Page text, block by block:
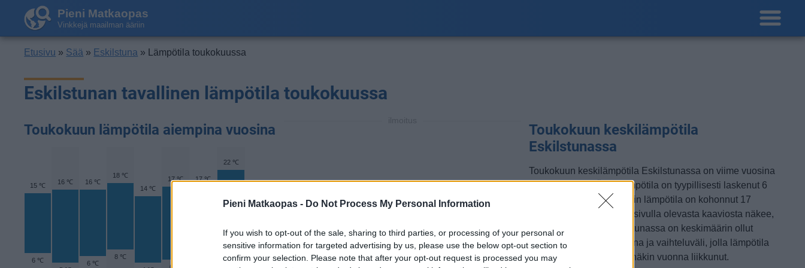
Pieni Matkaopas - Do Not Process My Personal Information
If you wish to opt-out of the sale, sharing to third parties, or processing of your personal or
sensitive information for targeted advertising by us, please use the below opt-out section to
confirm your selection. Please note that after your opt-out request is processed you may
Pieni Matkaopas
Vinkkejä maailman ääriin
Etusivu » Sää » Eskilstuna » Lämpötila toukokuussa
Eskilstunan tavallinen lämpötila toukokuussa
Toukokuun lämpötila aiempina vuosina
15 ℃
6 ℃
16 ℃ 16 ℃
6 ℃
18 ℃
8 ℃
14 ℃
17 ℃ 17 ℃
22 ℃
Toukokuun keskilämpötila
Eskilstunassa
Toukokuun keskilämpötila Eskilstunassa on viime vuosina
ollut 12 astetta. Öisin lämpötila on tyypillisesti laskenut 6
asteen tienoille, ja päivisin lämpötila on kohonnut 17
asteen tuntumaan. Tällä sivulla olevasta kaaviosta näkee,
miten lämmin sää Eskilstunassa on keskimäärin ollut
toukokuussa viime vuosina ja vaihteluväli, jolla lämpötila
tavallisina päivinä on minäkin vuonna liikkunut.